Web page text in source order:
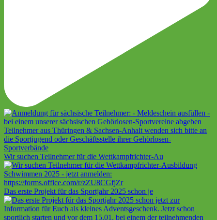
Wir suchen Teilnehmer für die Wettkampfrichter-Au
Das erste Projekt für das Sportjahr 2025 schon je